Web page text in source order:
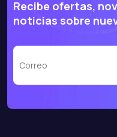
Recibe ofertas,
noticias sobre